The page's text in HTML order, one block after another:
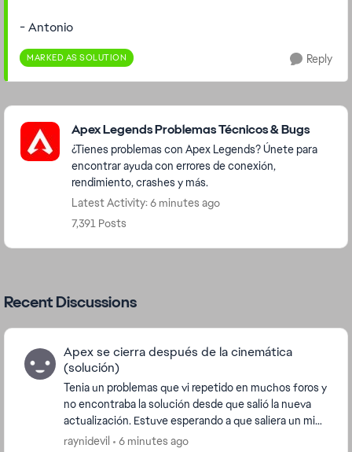
- Antonio
MARKED AS SOLUTION Reply
Featured Places
Apex Legends Problemas Técnicos & Bugs
¿Tienes problemas con Apex Legends? Únete para
encontrar ayuda con errores de conexión,
rendimiento, crashes y más.
Latest Activity: 6 minutes ago
7,391 Posts
Recent Discussions
Apex se cierra después de la cinemática
(solución)
Tenia un problemas que vi repetido en muchos foros y
no encontraba la solución desde que salió la nueva
actualización. Estuve esperando a que saliera un mini
parche o algo que ayudara pero después d...
raynidevil 6 minutes ago